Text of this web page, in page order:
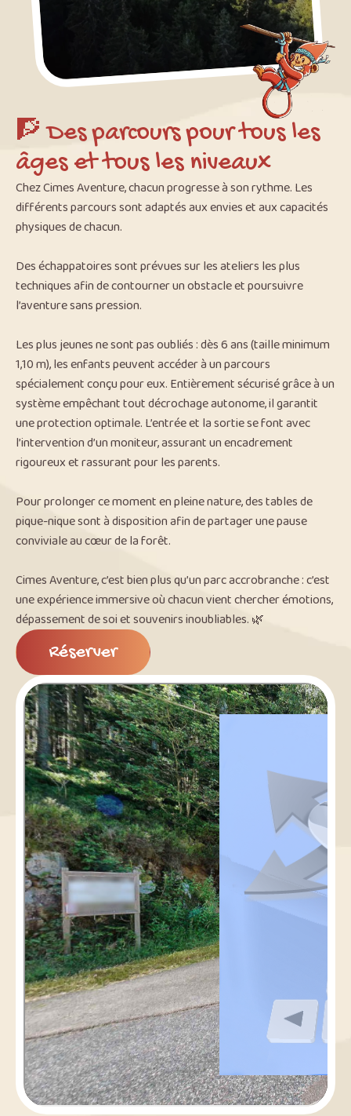
🧗 Des parcours pour tous les
âges et tous les niveaux
Chez Cimes Aventure, chacun progresse à son rythme. Les
différents parcours sont adaptés aux envies et aux capacités
physiques de chacun.
Des échappatoires sont prévues sur les ateliers les plus
techniques afin de contourner un obstacle et poursuivre
l’aventure sans pression.
Les plus jeunes ne sont pas oubliés : dès 6 ans (taille minimum
1,10 m), les enfants peuvent accéder à un parcours
spécialement conçu pour eux. Entièrement sécurisé grâce à un
système empêchant tout décrochage autonome, il garantit
une protection optimale. L’entrée et la sortie se font avec
l’intervention d’un moniteur, assurant un encadrement
rigoureux et rassurant pour les parents.
Pour prolonger ce moment en pleine nature, des tables de
pique-nique sont à disposition afin de partager une pause
conviviale au cœur de la forêt.
Cimes Aventure, c’est bien plus qu’un parc accrobranche : c’est
une expérience immersive où chacun vient chercher émotions,
dépassement de soi et souvenirs inoubliables. 🌿
Réserver